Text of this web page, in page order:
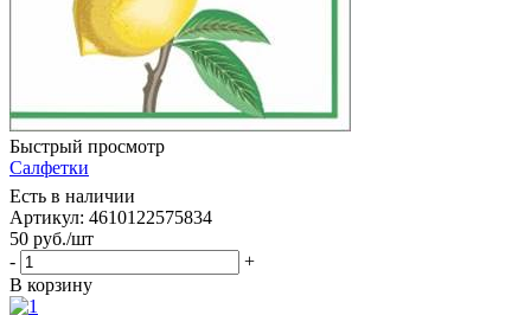
Быстрый просмотр
Салфетки
Есть в наличии
Артикул: 4610122575834
50 руб./шт
-
+
В корзину